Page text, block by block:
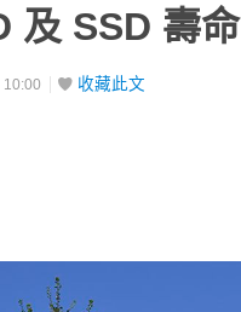
及 SSD 壽命
10:00 收藏此文